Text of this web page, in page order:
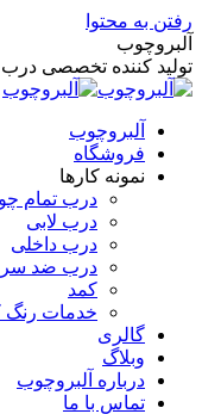
رفتن به محتوا
آلبروچوب
تولید کننده تخصصی
آلبروچوب
فروشگاه
نمونه کارها
درب تمام
درب لابی
درب داخلی
درب ضد
کمد
خدمات رنگ
گالری
وبلاگ
درباره آلبروچوب
تماس با ما